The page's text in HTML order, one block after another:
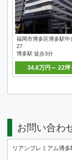
福岡市博多区博多駅中
27
博多駅 徒歩3分
34.6万円～ 22坪
お問い合わ
リアンプレミアム博